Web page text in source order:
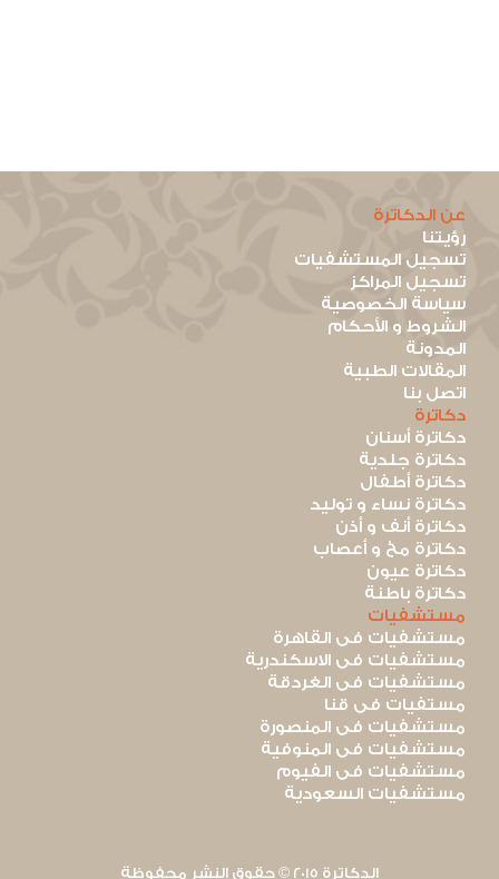
عن الدكاترة
رؤيتنا
تسجيل المستشفيات
تسجيل المراكز
سياسة الخصوصية
الشروط و الأحكام
المدونة
المقالات الطبية
اتصل بنا
دكاترة
دكاترة أسنان
دكاترة جلدية
دكاترة أطفال
دكاترة نساء و توليد
دكاترة أنف و أذن
دكاترة مخ و أعصاب
دكاترة عيون
دكاترة باطنة
مستشفيات
مستشفيات فى القاهرة
مستشفيات فى الاسكندرية
مستشفيات فى الغردقة
مستفيات فى قنا
مستشفيات فى المنصورة
مستشفيات فى المنوفية
مستشفيات فى الفيوم
مستشفيات السعودية
الدكاترة 2015 © حقوق النشر محفوظة